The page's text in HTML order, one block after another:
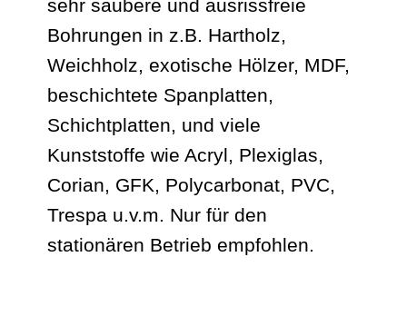
sehr saubere und ausrissfreie
Bohrungen in z.B. Hartholz,
Weichholz, exotische Hölzer, MDF,
beschichtete Spanplatten,
Schichtplatten, und viele
Kunststoffe wie Acryl, Plexiglas,
Corian, GFK, Polycarbonat, PVC,
Trespa u.v.m. Nur für den
stationären Betrieb empfohlen.